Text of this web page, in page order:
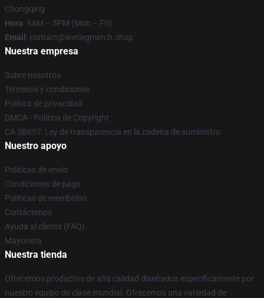
Chongqing
Hora: 9AM – 5PM (Mon – Fri)
Email : contact@wetlegmerch.shop
Nuestra empresa
Sobre nosotros
Términos y condiciones
Política de privacidad
DMCA - Política de Copyright
CA SB657: Ley de transparencia en la cadena de suministro
Nuestro apoyo
Políticas de envío
Condiciones de pago
Políticas de reembolso
Contáctenos
Ayuda al cliente (FAQ)
Mayorista
Nuestra tienda
Ofrecemos productos de alta calidad diseñados específicamente por
nuestro equipo de clase mundial. Ofrecemos una variedad de